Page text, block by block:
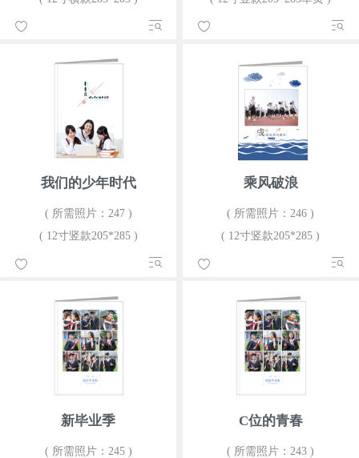
我们的少年时代
( 所需照片：247 )
( 12寸竖款205*285 )
乘风破浪
( 所需照片：246 )
( 12寸竖款205*285 )
新毕业季
( 所需照片：245 )
C位的青春
( 所需照片：243 )